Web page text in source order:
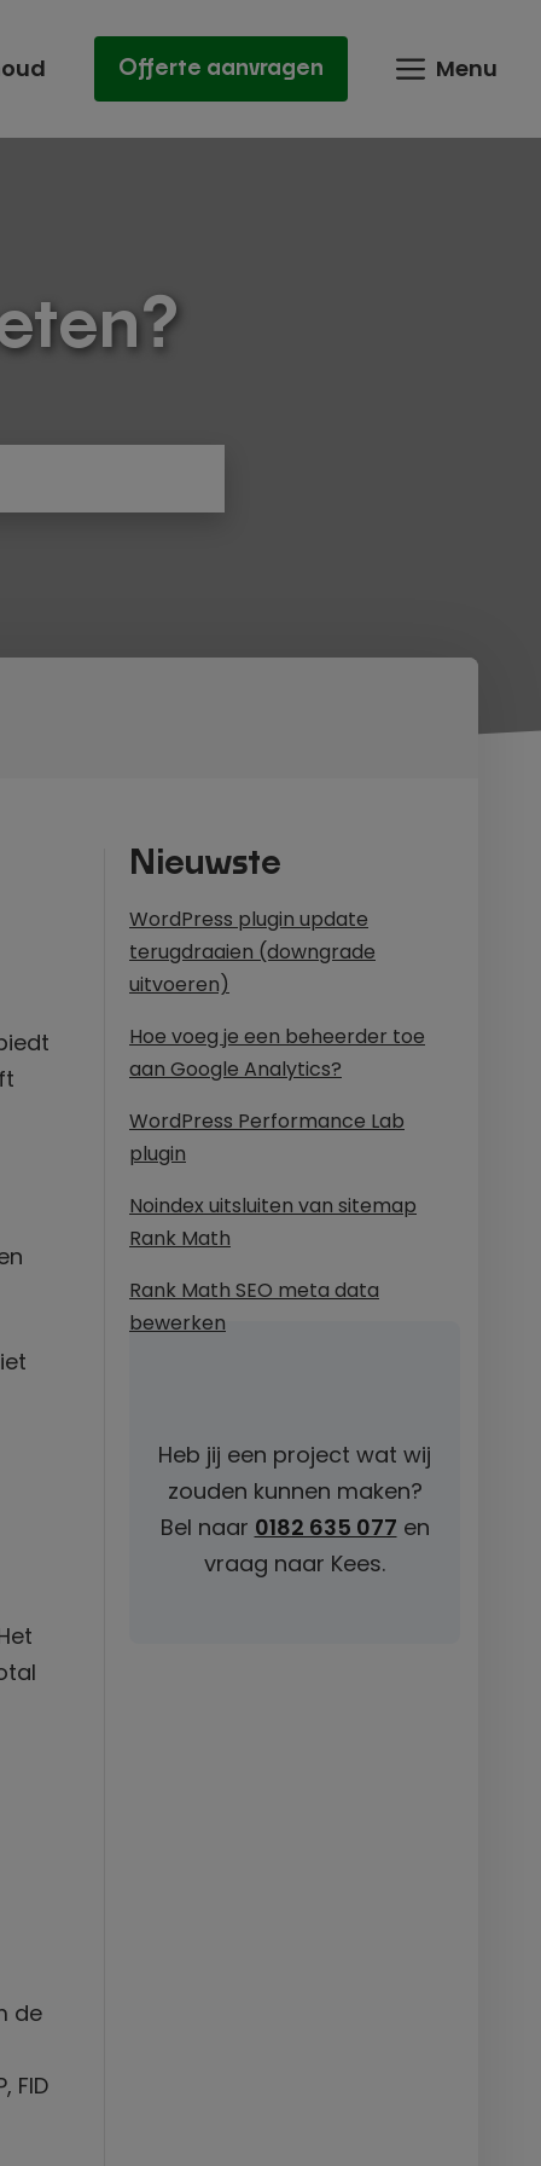
Offerte aanvragen Menu
de
FID
Nieuwste
WordPress plugin update
terugdraaien (downgrade
uitvoeren)
Hoe voeg je een beheerder toe
aan Google Analytics?
WordPress Performance Lab
plugin
Noindex uitsluiten van sitemap
Rank Math
Rank Math SEO meta data
bewerken
Heb jij een project wat wij
zouden kunnen maken?
Bel naar 0182 635 077 en
vraag naar Kees.